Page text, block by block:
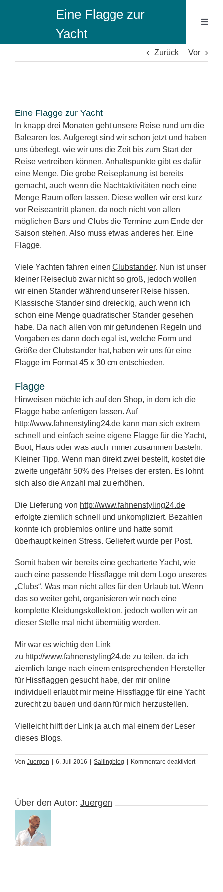
Eine Flagge zur
Yacht
Zurück Vor
grösseres
Bild
Eine Flagge zur Yacht
In knapp drei Monaten geht unsere Reise rund um die
Balearen los. Aufgeregt sind wir schon jetzt und haben
uns überlegt, wie wir uns die Zeit bis zum Start der
Reise vertreiben können. Anhaltspunkte gibt es dafür
eine Menge. Die grobe Reiseplanung ist bereits
gemacht, auch wenn die Nachtaktivitäten noch eine
Menge Raum offen lassen. Diese wollen wir erst kurz
vor Reiseantritt planen, da noch nicht von allen
möglichen Bars und Clubs die Termine zum Ende der
Saison stehen. Also muss etwas anderes her. Eine
Flagge.
Viele Yachten fahren einen Clubstander. Nun ist unser
kleiner Reiseclub zwar nicht so groß, jedoch wollen
wir einen Stander während unserer Reise hissen.
Klassische Stander sind dreieckig, auch wenn ich
schon eine Menge quadratischer Stander gesehen
habe. Da nach allen von mir gefundenen Regeln und
Vorgaben es dann doch egal ist, welche Form und
Größe der Clubstander hat, haben wir uns für eine
Flagge im Format 45 x 30 cm entschieden.
Flagge
Hinweisen möchte ich auf den Shop, in dem ich die
Flagge habe anfertigen lassen. Auf
http://www.fahnenstyling24.de kann man sich extrem
schnell und einfach seine eigene Flagge für die Yacht,
Boot, Haus oder was auch immer zusammen basteln.
Kleiner Tipp. Wenn man direkt zwei bestellt, kostet die
zweite ungefähr 50% des Preises der ersten. Es lohnt
sich also die Anzahl mal zu erhöhen.
Die Lieferung von http://www.fahnenstyling24.de
erfolgte ziemlich schnell und unkompliziert. Bezahlen
konnte ich problemlos online und hatte somit
überhaupt keinen Stress. Geliefert wurde per Post.
Somit haben wir bereits eine gecharterte Yacht, wie
auch eine passende Hissflagge mit dem Logo unseres
„Clubs“. Was man nicht alles für den Urlaub tut. Wenn
das so weiter geht, organisieren wir noch eine
komplette Kleidungskollektion, jedoch wollen wir an
dieser Stelle mal nicht übermütig werden.
Mir war es wichtig den Link
zu http://www.fahnenstyling24.de zu teilen, da ich
ziemlich lange nach einem entsprechenden Hersteller
für Hissflaggen gesucht habe, der mir online
individuell erlaubt mir meine Hissflagge für eine Yacht
zurecht zu bauen und dann für mich herzustellen.
Vielleicht hilft der Link ja auch mal einem der Leser
dieses Blogs.
Von Juergen 6. Juli 2016 Sailingblog Kommentare deaktiviertfür
Eine
Über den Autor: Juergen